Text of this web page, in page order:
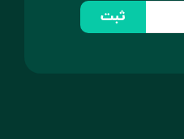
ثبت